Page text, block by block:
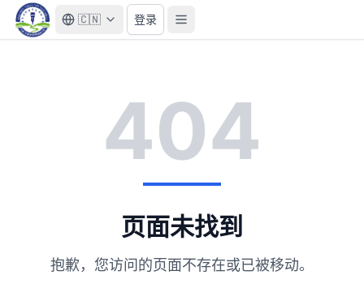
🇨🇳 登录
404
页面未找到
抱歉，您访问的页面不存在或已被移动。